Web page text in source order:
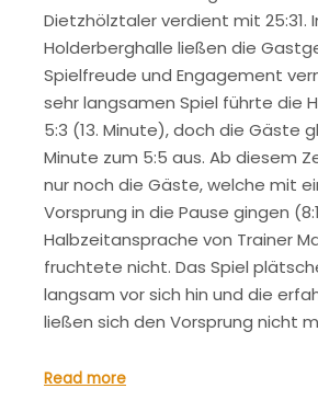
Dietzhölztaler verdient mit 25:31.
Holderberghalle ließen die
Spielfreude und Engagement
sehr langsamen Spiel führte die
5:3 (13. Minute), doch die Gäste
Minute zum 5:5 aus. Ab diesem
nur noch die Gäste, welche mit
Vorsprung in die Pause gingen
Halbzeitansprache von Trainer
fruchtete nicht. Das Spiel
langsam vor sich hin und die
ließen sich den Vorsprung nicht
Read more